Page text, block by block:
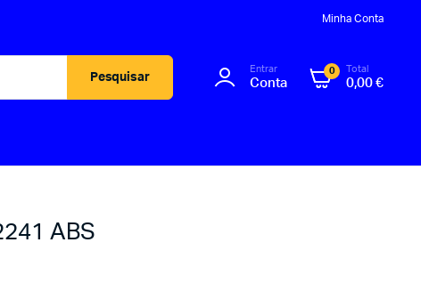
Minha Conta
Pesquisar
Entrar
Conta
0 Total
0,00€
ABS